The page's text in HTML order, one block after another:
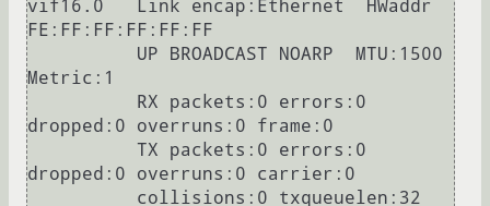
vif16.0   Link encap:Ethernet  HWaddr
FE:FF:FF:FF:FF:FF
Metric:1
dropped:0 overruns:0 frame:0
dropped:0 overruns:0 carrier:0